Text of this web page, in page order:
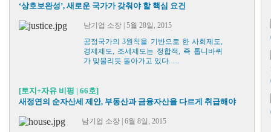
‘상호보완성’, 새로운 국가가 갖춰야 할 핵심 요건
남기업 소장 | 5월 28일, 2015
공정국가의 3원칙을 기반으로 한 사회제도,
경제제도, 조세제도는 정합적, 즉 톱니바퀴
가 맞물리듯 돌아가고 있다. …
[토지+자유 비평 | 66호]
새정연의 순자산세 제안, 부동산과 금융자산을 다르게 취급해야
남기업 소장 | 6월 8일, 2015